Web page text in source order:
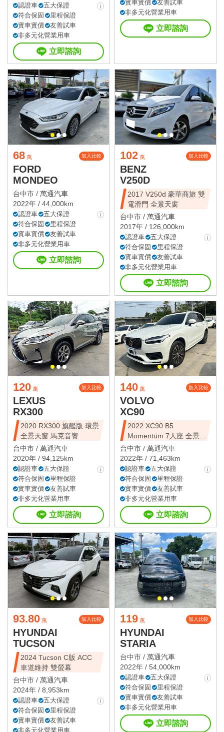
認證車
五大保證
符合保固
里程保證
實車實價
友善試車
非多元化營業用車
立即諮詢
實車實價
友善試車
非多元化營業用車
立即諮詢
68 萬 加入比較
FORD
MONDEO
台中市 / 萬通汽車
2022年 / 44,000km
認證車
五大保證
符合保固
里程保證
實車實價
友善試車
非多元化營業用車
立即諮詢
102 萬 加入比較
BENZ
V250D
2017 V250d 豪華商旅 雙
電滑門 全景天窗
台中市 / 萬通汽車
2017年 / 126,000km
認證車
五大保證
符合保固
里程保證
實車實價
友善試車
非多元化營業用車
立即諮詢
120 萬 加入比較
LEXUS
RX300
2020 RX300 旗艦版 環景
全景天窗 馬克音響
台中市 / 萬通汽車
2020年 / 94,125km
認證車
五大保證
符合保固
里程保證
實車實價
友善試車
非多元化營業用車
立即諮詢
140 萬 加入比較
VOLVO
XC90
2022 XC90 B5
Momentum 7人座 全景天
窗
台中市 / 萬通汽車
2022年 / 71,463km
認證車
五大保證
符合保固
里程保證
實車實價
友善試車
非多元化營業用車
立即諮詢
93.80 萬 加入比較
HYUNDAI
TUCSON
2024 Tucson C版 ACC
車道維持 雙螢幕
台中市 / 萬通汽車
2024年 / 8,953km
認證車
五大保證
符合保固
里程保證
實車實價
友善試車
非多元化營業用車
119 萬 加入比較
HYUNDAI
STARIA
台中市 / 萬通汽車
2022年 / 54,000km
認證車
五大保證
符合保固
里程保證
實車實價
友善試車
非多元化營業用車
立即諮詢